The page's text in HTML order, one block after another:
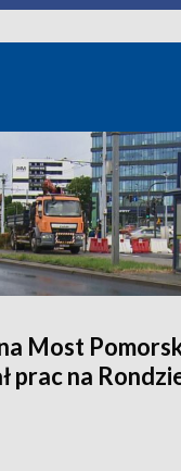
Most
prac na